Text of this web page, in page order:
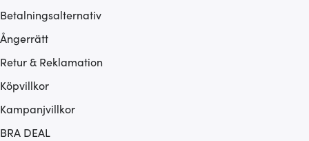
Betalningsalternativ
Ångerrätt
Retur & Reklamation
Köpvillkor
Kampanjvillkor
BRA DEAL